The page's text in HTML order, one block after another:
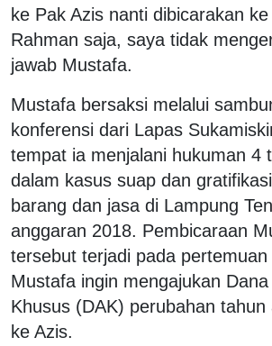
ke Pak Azis nanti dibicarakan
Rahman saja, saya tidak
jawab Mustafa.
Mustafa bersaksi melalui
konferensi dari Lapas
tempat ia menjalani hukuman 4
dalam kasus suap dan
barang dan jasa di Lampung
anggaran 2018. Pembicaraan
tersebut terjadi pada
Mustafa ingin mengajukan Dana
Khusus (DAK) perubahan
ke Azis.